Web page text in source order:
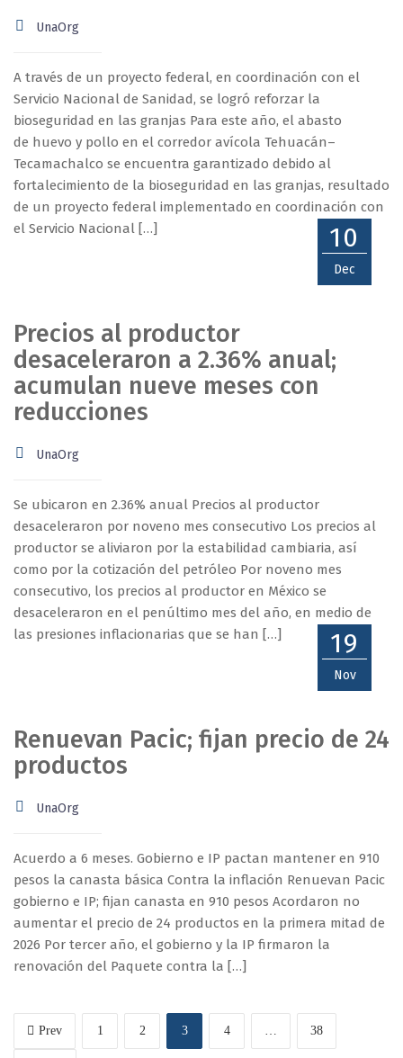
UnaOrg
A través de un proyecto federal, en coordinación con el
Servicio Nacional de Sanidad, se logró reforzar la
bioseguridad en las granjas Para este año, el abasto
de huevo y pollo en el corredor avícola Tehuacán–
Tecamachalco se encuentra garantizado debido al
fortalecimiento de la bioseguridad en las granjas, resultado
de un proyecto federal implementado en coordinación con
el Servicio Nacional […]
10
Dec
Precios al productor
desaceleraron a 2.36% anual;
acumulan nueve meses con
reducciones
UnaOrg
Se ubicaron en 2.36% anual Precios al productor
desaceleraron por noveno mes consecutivo Los precios al
productor se aliviaron por la estabilidad cambiaria, así
como por la cotización del petróleo Por noveno mes
consecutivo, los precios al productor en México se
desaceleraron en el penúltimo mes del año, en medio de
las presiones inflacionarias que se han […]
19
Nov
Renuevan Pacic; fijan precio de 24
productos
UnaOrg
Acuerdo a 6 meses. Gobierno e IP pactan mantener en 910
pesos la canasta básica Contra la inflación Renuevan Pacic
gobierno e IP; fijan canasta en 910 pesos Acordaron no
aumentar el precio de 24 productos en la primera mitad de
2026 Por tercer año, el gobierno y la IP firmaron la
renovación del Paquete contra la […]
Prev 1 2 3 4 … 38